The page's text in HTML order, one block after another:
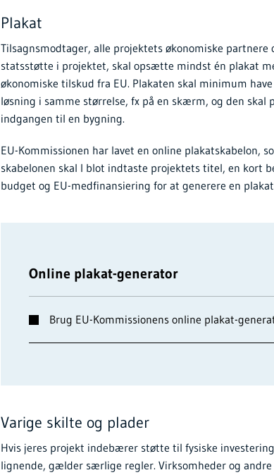
Plakat
Tilsagnsmodtager, alle projektets økonomiske
statsstøtte i projektet, skal opsætte mindst én plakat
økonomiske tilskud fra EU. Plakaten skal minimum
løsning i samme størrelse, fx på en skærm, og den skal
indgangen til en bygning.
EU-Kommissionen har lavet en online plakatskabelon,
skabelonen skal I blot indtaste projektets titel, en kort
budget og EU-medfinansiering for at generere en
Online plakat-generator
Brug EU-Kommissionens online plakat-
Varige skilte og plader
Hvis jeres projekt indebærer støtte til fysiske
lignende, gælder særlige regler. Virksomheder og